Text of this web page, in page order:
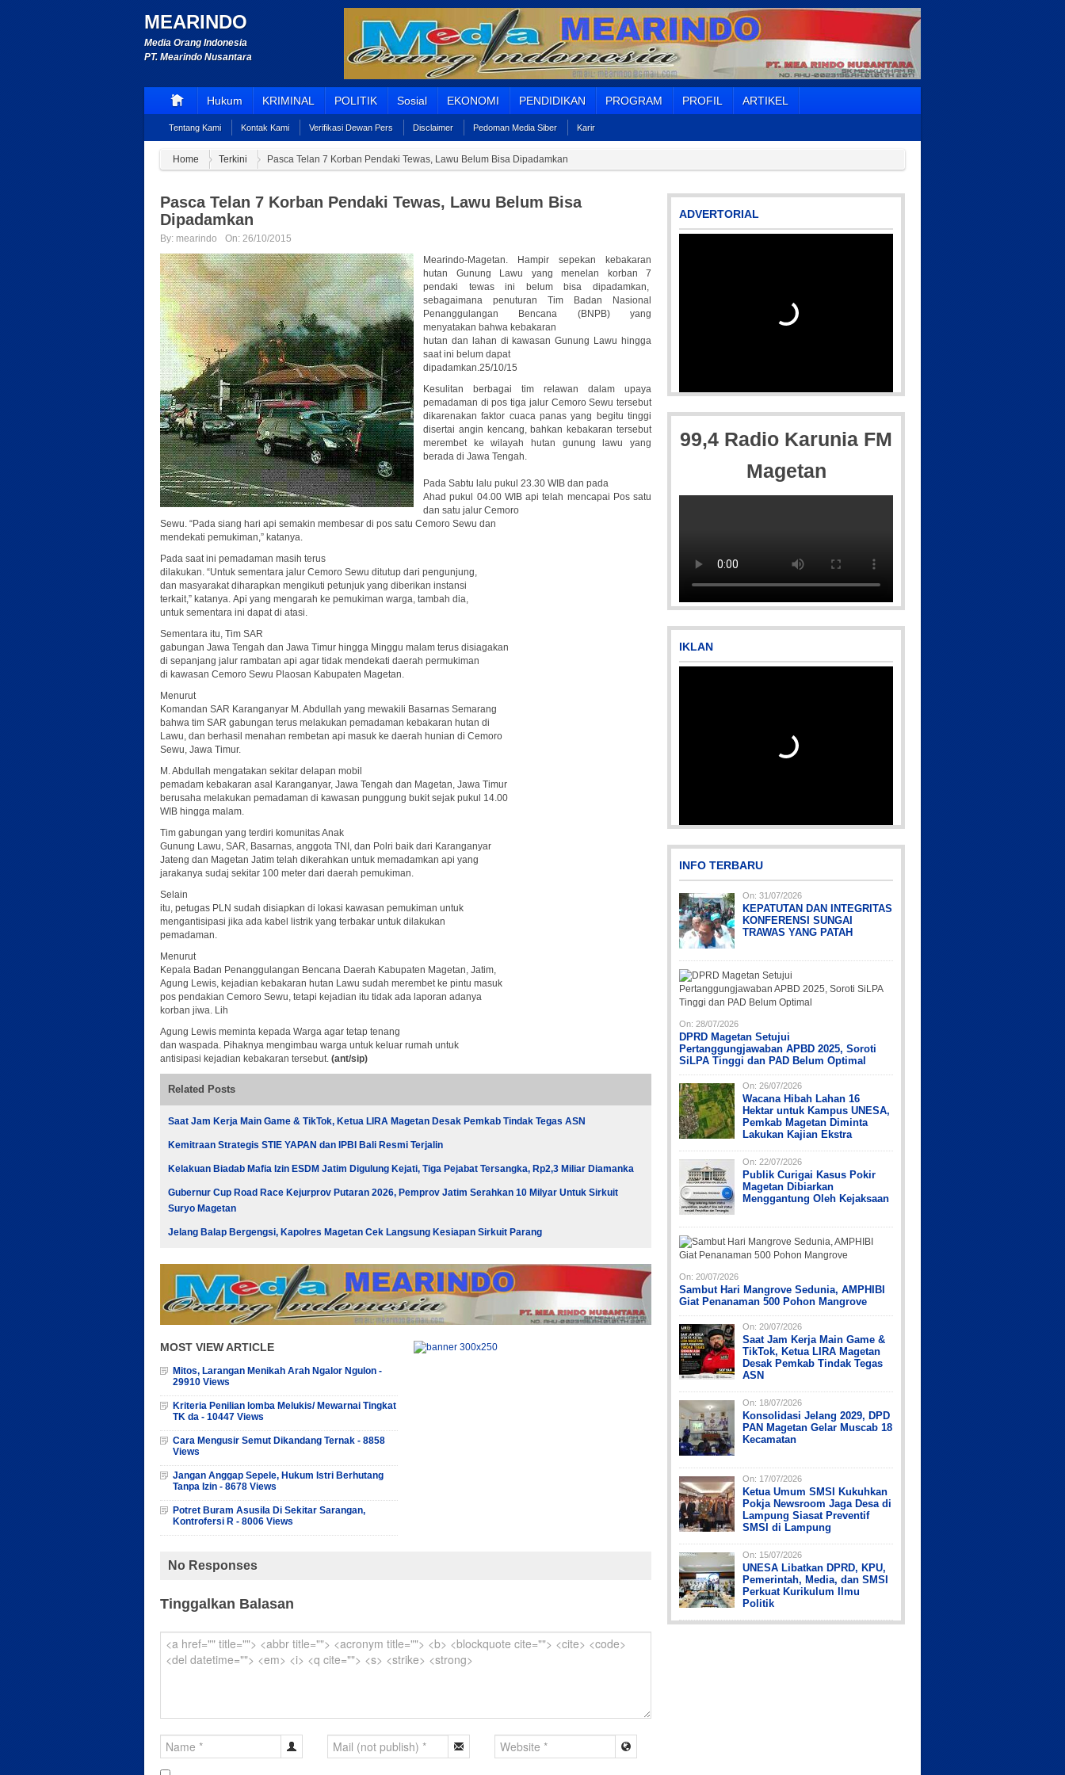
MEARINDO
Media Orang Indonesia
PT. Mearindo Nusantara
Hukum KRIMINAL POLITIK Sosial EKONOMI PENDIDIKAN PROGRAM PROFIL ARTIKEL
Tentang Kami Kontak Kami Verifikasi Dewan Pers Disclaimer Pedoman Media Siber Karir
Home Terkini Pasca Telan 7 Korban Pendaki Tewas, Lawu Belum Bisa Dipadamkan
Pasca Telan 7 Korban Pendaki Tewas, Lawu Belum Bisa
Dipadamkan
By: mearindo On: 26/10/2015
Mearindo-Magetan. Hampir sepekan kebakaran
hutan Gunung Lawu yang menelan korban 7
pendaki tewas ini belum bisa dipadamkan,
sebagaimana penuturan Tim Badan Nasional
Penanggulangan Bencana (BNPB) yang
menyatakan bahwa kebakaran
hutan dan lahan di kawasan Gunung Lawu hingga
saat ini belum dapat
dipadamkan.25/10/15
Kesulitan berbagai tim relawan dalam upaya
pemadaman di pos tiga jalur Cemoro Sewu tersebut
dikarenakan faktor cuaca panas yang begitu tinggi
disertai angin kencang, bahkan kebakaran tersebut
merembet ke wilayah hutan gunung lawu yang
berada di Jawa Tengah.
Pada Sabtu lalu pukul 23.30 WIB dan pada
Ahad pukul 04.00 WIB api telah mencapai Pos satu
dan satu jalur Cemoro
Sewu. “Pada siang hari api semakin membesar di pos satu Cemoro Sewu dan
mendekati pemukiman,” katanya.
Pada saat ini pemadaman masih terus
dilakukan. “Untuk sementara jalur Cemoro Sewu ditutup dari pengunjung,
dan masyarakat diharapkan mengikuti petunjuk yang diberikan instansi
terkait,” katanya. Api yang mengarah ke pemukiman warga, tambah dia,
untuk sementara ini dapat di atasi.
Sementara itu, Tim SAR
gabungan Jawa Tengah dan Jawa Timur hingga Minggu malam terus disiagakan
di sepanjang jalur rambatan api agar tidak mendekati daerah permukiman
di kawasan Cemoro Sewu Plaosan Kabupaten Magetan.
Menurut
Komandan SAR Karanganyar M. Abdullah yang mewakili Basarnas Semarang
bahwa tim SAR gabungan terus melakukan pemadaman kebakaran hutan di
Lawu, dan berhasil menahan rembetan api masuk ke daerah hunian di Cemoro
Sewu, Jawa Timur.
M. Abdullah mengatakan sekitar delapan mobil
pemadam kebakaran asal Karanganyar, Jawa Tengah dan Magetan, Jawa Timur
berusaha melakukan pemadaman di kawasan punggung bukit sejak pukul 14.00
WIB hingga malam.
Tim gabungan yang terdiri komunitas Anak
Gunung Lawu, SAR, Basarnas, anggota TNI, dan Polri baik dari Karanganyar
Jateng dan Magetan Jatim telah dikerahkan untuk memadamkan api yang
jarakanya sudaj sekitar 100 meter dari daerah pemukiman.
Selain
itu, petugas PLN sudah disiapkan di lokasi kawasan pemukiman untuk
mengantisipasi jika ada kabel listrik yang terbakar untuk dilakukan
pemadaman.
Menurut
Kepala Badan Penanggulangan Bencana Daerah Kabupaten Magetan, Jatim,
Agung Lewis, kejadian kebakaran hutan Lawu sudah merembet ke pintu masuk
pos pendakian Cemoro Sewu, tetapi kejadian itu tidak ada laporan adanya
korban jiwa. Lih
Agung Lewis meminta kepada Warga agar tetap tenang
dan waspada. Pihaknya mengimbau warga untuk keluar rumah untuk
antisipasi kejadian kebakaran tersebut. (ant/sip)
Related Posts
Saat Jam Kerja Main Game & TikTok, Ketua LIRA Magetan Desak Pemkab Tindak Tegas ASN
Kemitraan Strategis STIE YAPAN dan IPBI Bali Resmi Terjalin
Kelakuan Biadab Mafia Izin ESDM Jatim Digulung Kejati, Tiga Pejabat Tersangka, Rp2,3 Miliar Diamanka
Gubernur Cup Road Race Kejurprov Putaran 2026, Pemprov Jatim Serahkan 10 Milyar Untuk Sirkuit
Suryo Magetan
Jelang Balap Bergengsi, Kapolres Magetan Cek Langsung Kesiapan Sirkuit Parang
MOST VIEW ARTICLE
Mitos, Larangan Menikah Arah Ngalor Ngulon -
29910 Views
Kriteria Penilian lomba Melukis/ Mewarnai Tingkat
TK da - 10447 Views
Cara Mengusir Semut Dikandang Ternak - 8858
Views
Jangan Anggap Sepele, Hukum Istri Berhutang
Tanpa Izin - 8678 Views
Potret Buram Asusila Di Sekitar Sarangan,
Kontrofersi R - 8006 Views
No Responses
Tinggalkan Balasan
ADVERTORIAL
99,4 Radio Karunia FM
Magetan
IKLAN
INFO TERBARU
On: 31/07/2026
KEPATUTAN DAN INTEGRITAS
KONFERENSI SUNGAI
TRAWAS YANG PATAH
On: 28/07/2026
DPRD Magetan Setujui
Pertanggungjawaban APBD 2025, Soroti
SiLPA Tinggi dan PAD Belum Optimal
On: 26/07/2026
Wacana Hibah Lahan 16
Hektar untuk Kampus UNESA,
Pemkab Magetan Diminta
Lakukan Kajian Ekstra
On: 22/07/2026
Publik Curigai Kasus Pokir
Magetan Dibiarkan
Menggantung Oleh Kejaksaan
On: 20/07/2026
Sambut Hari Mangrove Sedunia, AMPHIBI
Giat Penanaman 500 Pohon Mangrove
On: 20/07/2026
Saat Jam Kerja Main Game &
TikTok, Ketua LIRA Magetan
Desak Pemkab Tindak Tegas
ASN
On: 18/07/2026
Konsolidasi Jelang 2029, DPD
PAN Magetan Gelar Muscab 18
Kecamatan
On: 17/07/2026
Ketua Umum SMSI Kukuhkan
Pokja Newsroom Jaga Desa di
Lampung Siasat Preventif
SMSI di Lampung
On: 15/07/2026
UNESA Libatkan DPRD, KPU,
Pemerintah, Media, dan SMSI
Perkuat Kurikulum Ilmu
Politik